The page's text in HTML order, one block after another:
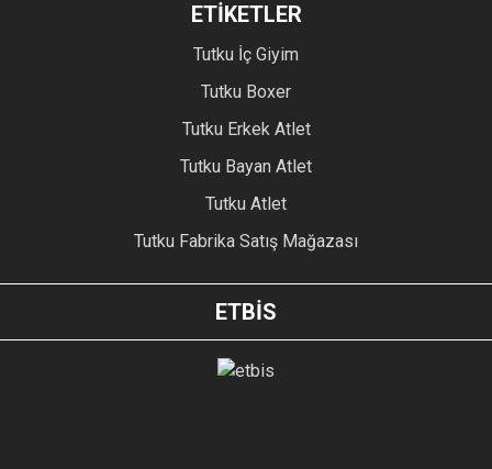
ETİKETLER
Tutku İç Giyim
Tutku Boxer
Tutku Erkek Atlet
Tutku Bayan Atlet
Tutku Atlet
Tutku Fabrika Satış Mağazası
ETBİS